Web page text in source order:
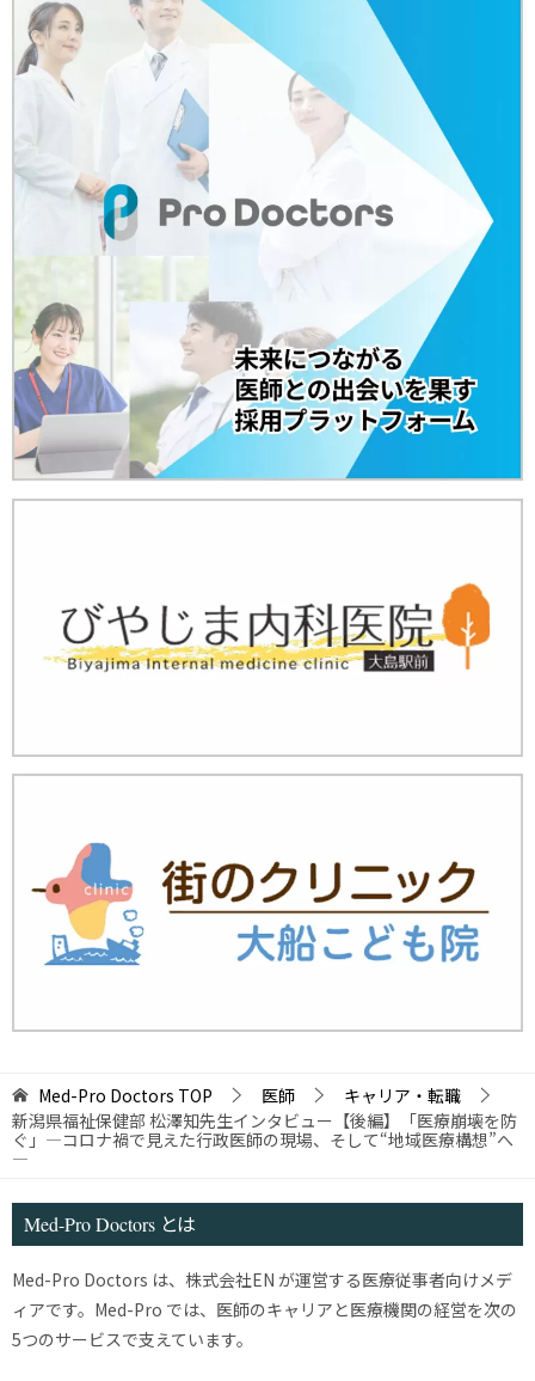
Med-Pro Doctors TOP 医師
キャリア・転職
新潟県福祉保健部 松澤知先生インタビュー【後編】「医療崩壊を防
ぐ」―コロナ禍で見えた行政医師の現場、そして“地域医療構想”へ
―
Med-Pro Doctors とは
Med-Pro Doctors は、株式会社EN が運営する医療従事者向けメデ
ィアです。Med-Pro では、医師のキャリアと医療機関の経営を次の
5つのサービスで支えています。